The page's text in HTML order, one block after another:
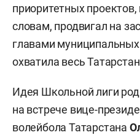
приоритетных
словам, продвигал на
главами
охватила весь
Идея Школьной лиги
на встрече вице-
волейбола Татарстана